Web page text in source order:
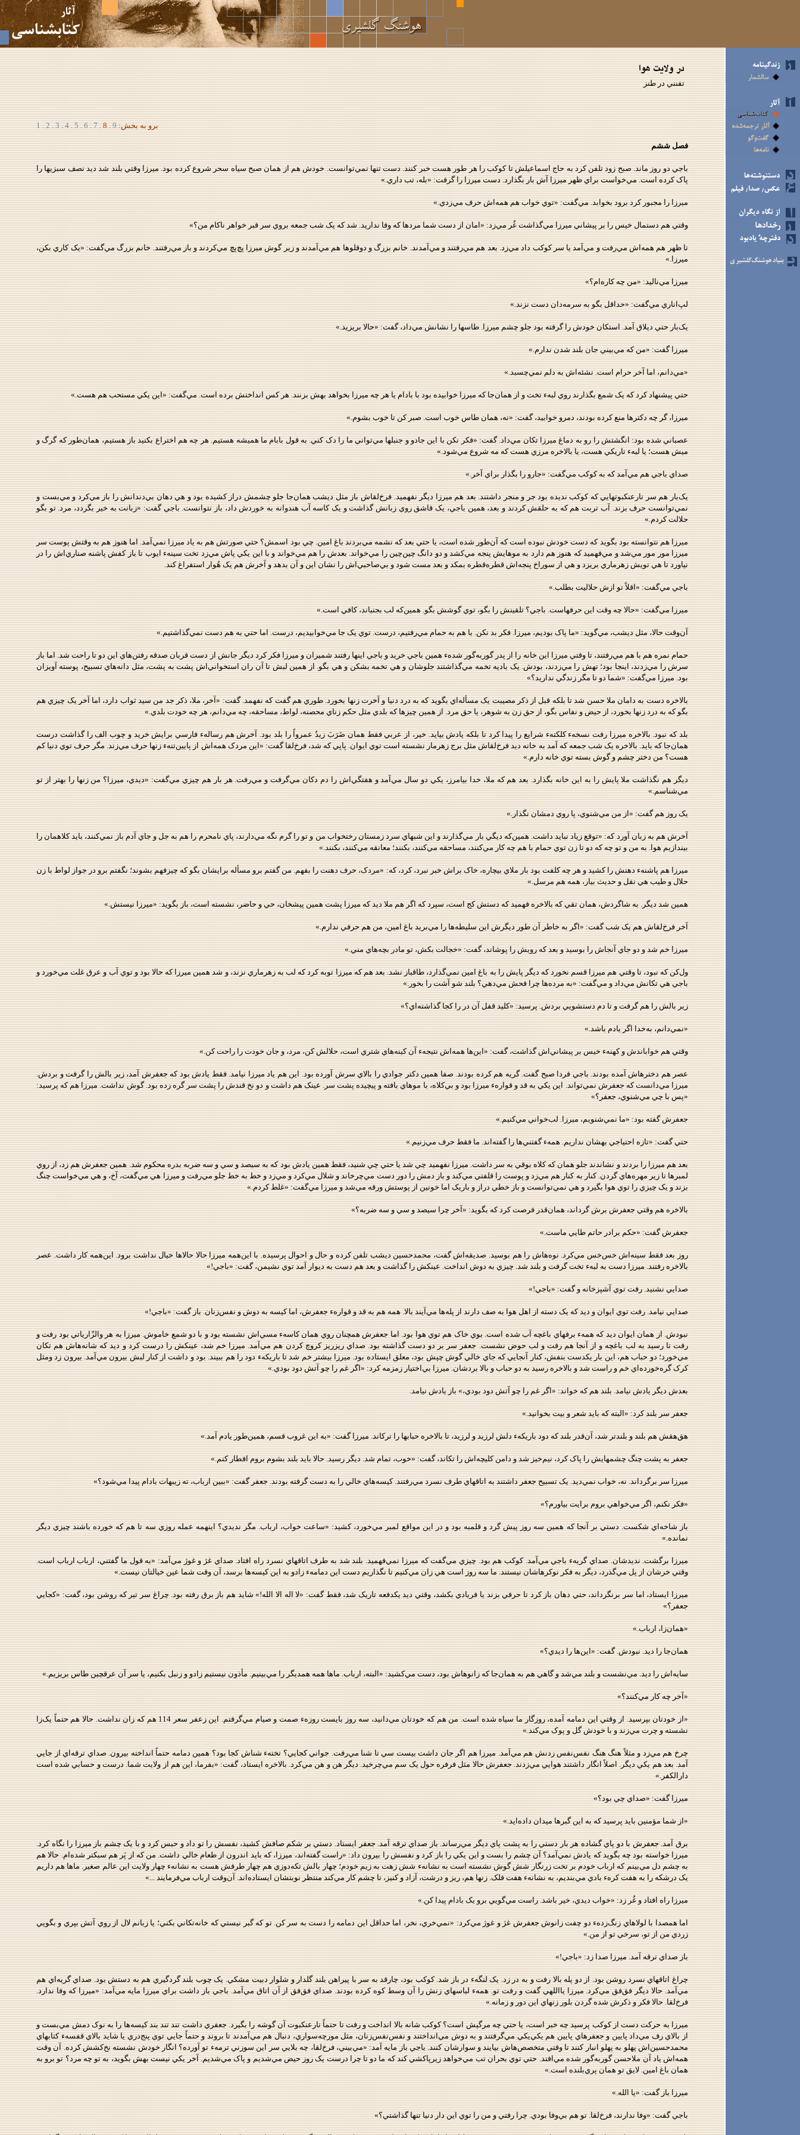
تفنني در طنز
برو به بخش:9
. 8 .
7
.
6
.
5
.
4
.
3
.
2
.
1
فصل ششم
باجي دو روز ماند. صبح زود تلفن کرد به حاج اسماعيلش تا کوکب را هر طور هست خبر کنند. دست تنها نمي‌توانست. خودش هم از همان صبح سياه سحر شروع کرده بود. ميرزا وقتي بلند شد ديد نصف سبزيها را
پاک کرده است. مي‌خواست براي ظهر ميرزا آش بار بگذارد. دست ميرزا را گرفت: «بله، تب داري.»
ميرزا را مجبور کرد برود بخوابد. مي‌گفت: «توي خواب هم همه‌اش حرف مي‌زدي.»
وقتي هم دستمال خيس را بر پيشاني ميرزا مي‌گذاشت غُر مي‌زد: «امان از دست شما مردها که وفا نداريد. شد که يک شب جمعه بروي سر قبر خواهر ناکام من؟»
تا ظهر هم همه‌اش مي‌رفت و مي‌آمد يا سر کوکب داد مي‌زد. بعد هم مي‌رفتند و مي‌آمدند. خانم بزرگ و دوقلوها هم مي‌آمدند و زير گوش ميرزا پچ‌پچ مي‌کردند و باز مي‌رفتند. خانم بزرگ مي‌گفت: «يک کاري بکن،
ميرزا.»
ميرزا مي‌ناليد: «من چه کاره‌ام؟»
لپ‌اناري مي‌گفت: «حداقل بگو به سرمه‌دان دست نزند.»
يک‌بار حتي ديلاق آمد. استکان خودش را گرفته بود جلو چشم ميرزا. طاسها را نشانش مي‌داد، گفت: «حالا بريزيد.»
ميرزا گفت: «من که مي‌بيني جان بلند شدن ندارم.»
«مي‌دانم، اما آخر حرام است. نشئه‌اش به دلم نمي‌چسبد.»
حتي پيشنهاد کرد که يک شمع بگذارند روي لبهء تخت و از همان‌جا که ميرزا خوابيده بود با بادام يا هر چه ميرزا بخواهد بهش بزنند. هر کس انداختش برده است. مي‌گفت: «اين يکي مستحب هم هست.»
ميرزا، گر چه دکترها منع کرده بودند، دمرو خوابيد، گفت: «نه، همان طاس خوب است. صبر کن تا خوب بشوم.»
عصباني شده بود: انگشتش را رو به دماغ ميرزا تکان مي‌داد. گفت: «فکر نکن با اين جادو و جنبلها مي‌تواني ما را دک کني. به قول بابام ما هميشه هستيم. هر چه هم اختراع بکنيد باز هستيم، همان‌طور که گرگ و
ميش هست؛ يا لبهء تاريکي هست، يا بالاخره مرزي هست که مه شروع مي‌شود.»
صداي باجي هم مي‌آمد که به کوکب مي‌گفت: «جارو را بگذار براي آخر.»
يک‌بار هم سر تارعنکبوتهايي که کوکب نديده بود جر و منجر داشتند. بعد هم ميرزا ديگر نفهميد. فرخ‌لقاش باز مثل ديشب همان‌جا جلو چشمش دراز کشيده بود و هي دهان بي‌دندانش‌ را باز مي‌کرد و مي‌بست و
نمي‌توانست حرف بزند. آب تربت هم که به حلقش کردند و بعد، همين باجي، يک قاشق روي زبانش گذاشت و يک کاسه آب هندوانه به خوردش داد، باز نتوانست. باجي گفت: «زبانت به خير بگردد، مرد. تو بگو
حلالت کردم.»
ميرزا هم نتوانسته بود بگويد که دست خودش نبوده است که آن‌طور شده است، يا حتي بعد که نشمه مي‌بردند باغ امين. چي بود اسمش؟ حتي صورتش هم به ياد ميرزا نمي‌آمد. اما هنوز هم به وقتش پوست سر
ميرزا مور مور مي‌شد و مي‌فهميد که هنوز هم دارد به موهايش پنجه مي‌کشد و دو دانگ چين‌چين را مي‌خواند. بعدش را هم مي‌خواند و با اين يکي پاش مي‌زد تخت سينهء ايوب تا باز کفش پاشنه صناري‌اش را در
نياورد تا هي تويش زهرماري بريزد و هي از سوراخ پنجه‌اش قطره‌قطره بمکد و بعد مست شود و بي‌صاحبي‌اش را نشان اين و آن بدهد و آخرش هم يک هُوار استفراغ کند.
باجي مي‌گفت: «اقلاً تو ازش حلاليت بطلب.»
ميرزا مي‌گفت: «حالا چه وقت اين حرفهاست. باجي؟ تلقينش را بگو، توي گوشش بگو. همين‌که لب بجنباند، کافي است.»
آن‌وقت حالا، مثل ديشب، مي‌گويد: «ما پاک بوديم، ميرزا. فکر بد نکن. با هم به حمام مي‌رفتيم، درست. توي يک‌ جا مي‌خوابيديم، درست. اما حتي به هم دست نمي‌گذاشتيم.»
حمام نمره هم با هم مي‌رفتند، تا وقتي ميرزا اين خانه را از پدر گوربه‌گور شدهء همين باجي خريد و باجي اينها رفتند شميران و ميرزا فکر کرد ديگر جانش از دست قربان صدقه رفتن‌هاي اين دو تا راحت شد. اما باز
سرش را مي‌زدند، اينجا بود؛ تهش را مي‌زدند، بودش. يک باديه تخمه مي‌گذاشتند جلوشان و هي تخمه بشکن و هي بگو. از همين لبش تا آن ران استخواني‌اش پشت به پشت، مثل دانه‌هاي تسبيح، پوسته آويزان
بود. ميرزا مي‌گفت: «شما دو تا مگر زندگي نداريد؟»
بالاخره دست به دامان ملا حسن شد تا بلکه قبل از ذکر مصيبت يک مسأله‌اي بگويد که به درد دنيا و آخرت زنها بخورد. طوري هم گفت که نفهمد. گفت: «آخر، ملا، ذکر جد من سيد ثواب دارد، اما آخر يک چيزي هم
بگو که به درد زنها بخورد، از حيض و نفاس بگو، از حق زن به شوهر، يا حق مرد. از همين چيزها که بلدي مثل حکم زناي محصنه، لواط، مساحقه، چه مي‌دانم، هر چه خودت بلدي.»
بلد که نبود. بالاخره ميرزا رفت نسخهء کلکتهء شرايع را پيدا کرد تا بلکه يادش بيايد. خير، از عربي فقط همان ضَرَبَ زيدُ عمرواً را بلد بود. آخرش هم رسالهء فارسي برايش خريد و چوب الف را گذاشت درست
همان‌جا که بايد. بالاخره يک شب جمعه که آمد به خانه ديد فرخ‌لقاش مثل برج زهرمار نشسته است توي ايوان. پاپي که شد، فرخ‌لقا گفت: «اين مردک همه‌اش از پايين‌تنهء زنها حرف مي‌زند. مگر حرف توي دنيا کم
هست؟ من دختر چشم و گوش بسته توي خانه دارم.»
ديگر هم نگذاشت ملا پايش را به اين خانه بگذارد. بعد هم که ملا، خدا بيامرز، يکي دو سال مي‌آمد و هفتگي‌اش را دم دکان مي‌گرفت و مي‌رفت. هر بار هم چيزي مي‌گفت: «ديدي، ميرزا؟ من زنها را بهتر از تو
مي‌شناسم.»
يک روز هم گفت: «از من مي‌شنوي، پا روي دمشان نگذار.»
آخرش هم به زبان آورد که: «توقع زياد نبايد داشت. همين‌که ديگي بار مي‌گذارند و اين شبهاي سرد زمستان رختخواب من و تو را گرم نگه مي‌دارند، پاي نامحرم را هم به جل و جاي آدم باز نمي‌کنند، بايد کلاهمان را
بيندازيم هوا. به من و تو چه که دو تا زن توي حمام با هم چه کار مي‌کنند، مساحقه مي‌کنند، بکنند؛ معانقه مي‌کنند، بکنند.»
ميرزا هم پاشنهء دهنش را کشيد و هر چه کلفت بود بار ملاي بيچاره، خاک براش خبر نبرد، کرد، که: «مردک، حرف دهنت را بفهم. من گفتم برو مسأله برايشان بگو که چيزفهم بشوند؛ نگفتم برو در جواز لواط با زن
حلال و طيب هي نقل و حديث بيار، همه هم مرسل.»
همين شد ديگر. به شاگردش، همان تقي که بالاخره فهميد که دستش کج است، سپرد که اگر هم ملا ديد که ميرزا پشت همين پيشخان، حي و حاضر، نشسته است، باز بگويد: «ميرزا نيستش.»
آخر فرخ‌لقاش هم يک شب گفت: «اگر به خاطر آن طور ديگرش اين سليطه‌ها را مي‌بريد باغ امين، من هم حرفي ندارم.»
ميرزا خم شد و دو جاي آنجاش را بوسيد و بعد که رويش را پوشاند، گفت: «خجالت بکش، تو مادر بچه‌هاي مني.»
ول‌کن که نبود، تا وقتي هم ميرزا قسم نخورد که ديگر پايش را به باغ امين نمي‌گذارد، طاقباز نشد. بعد هم که ميرزا توبه کرد که لب به زهرماري نزند، و شد همين ميرزا که حالا بود و توي آب و عرق غلت مي‌خورد و
باجي هي تکانش مي‌داد و مي‌گفت: «به مرده‌ها چرا فحش مي‌دهي؟ بلند شو آشت را بخور.»
زير بالش را هم گرفت و تا دم دستشويي بردش. پرسيد: «کليد قفل آن در را کجا گذاشته‌اي؟»
«نمي‌دانم، به‌خدا اگر يادم باشد.»
وقتي هم خواباندش و کهنهء خيس بر پيشاني‌اش گذاشت، گفت: «اين‌ها همه‌اش نتيجهء آن کينه‌هاي شتري است، حلالش کن، مرد، و جان خودت را راحت کن.»
عصر هم دخترهاش آمده بودند. باجي فردا صبح گفت. گريه هم کرده بودند. صفا همين دکتر جوادي را بالاي سرش آورده بود. اين هم ياد ميرزا نيامد. فقط يادش بود که جعفرش آمد، زير بالش را گرفت و بردش.
ميرزا مي‌دانست که جعفرش نمي‌تواند. اين يکي به قد و قوارهء ميرزا بود و بي‌کلاه، با موهاي بافته و پيچيده پشت سر. عينک هم داشت و دو نخ قندش را پشت سر گره زده بود. گوش نداشت. ميرزا هم که پرسيد:
«پس با چي مي‌شنوي، جعفر؟»
جعفرش گفته بود: «ما نمي‌شنويم، ميرزا. لب‌خواني مي‌کنيم.»
حتي گفت: «تازه احتياجي بهشان نداريم. همهء گفتني‌ها را گفته‌اند. ما فقط حرف مي‌زنيم.»
بعد هم ميرزا را بردند و نشاندند جلو همان که کلاه بوقي به سر داشت. ميرزا نفهميد چي شد يا حتي چي شنيد، فقط همين يادش بود که به سيصد و سي ‌و سه ضربه بدره محکوم شد. همين جعفرش هم زد، از روي
لمبرها تا زير مهره‌هاي گردن. کنار به کنار هم مي‌زد و پوست را قلفتي مي‌کند و باز دمش را دور دست مي‌چرخاند و شلال مي‌کرد و مي‌زد و خط به خط جلو مي‌رفت و ميرزا هي مي‌گفت، آخ، و هي مي‌خواست چنگ
بزند و يک چيزي را توي هوا بگيرد و هي نمي‌توانست و باز خطي دراز و باريک اما خونين از پوستش ورقه مي‌شد و ميرزا مي‌گفت: «غلط کردم.»
بالاخره هم وقتي جعفرش برش گرداند، همان‌قدر فرصت کرد که بگويد: «آخر چرا سيصد و سي و ‌سه ضربه؟»
جعفرش گفت: «حکم برادر حاتم طايي ماست.»
روز بعد فقط سينه‌اش خس‌خس مي‌کرد. نوه‌هاش را هم بوسيد. صديقه‌اش گفت، محمدحسين ديشب تلفن کرده و حال و احوال پرسيده. با اين‌همه ميرزا حالا حالاها خيال نداشت برود. اين‌همه کار داشت. عصر
بالاخره رفتند. ميرزا دست به لبهء تخت گرفت و بلند شد. چيزي به دوش انداخت. عينکش را گذاشت و بعد هم دست به ديوار آمد توي نشيمن، گفت: «باجي!»
صدايي نشنيد. رفت توي آشپزخانه و گفت: «باجي!»
صدايي نيامد. رفت توي ايوان و ديد که يک دسته از اهل هوا به صف دارند از پله‌ها مي‌آيند بالا. همه هم به قد و قوارهء جعفرش، اما کيسه به دوش و نفس‌زنان. باز گفت: «باجي!»
نبودش. از همان ايوان ديد که همهء برفهاي باغچه آب شده است. بوي خاک هم توي هوا بود. اما جعفرش همچنان روي همان کاسهء مسي‌اش نشسته بود و با دو شمع خاموش. ميرزا به هر والزّارياتي بود رفت و
رفت تا رسيد به لب باغچه و از آنجا هم رفت و لب حوض نشست. جعفر سر بر دو دست گذاشته بود. صداي ريزريز کروچ کردن هم مي‌آمد. ميرزا خم شد، عينکش را درست کرد و ديد که شانه‌هاش هم تکان
مي‌خورد؛ دو حباب هم، اين بار يکدست بنفش، کنار آنجايي که جاي خالي گوش چپش بود، معلق ايستاده بود. ميرزا بيشتر خم شد تا باريکهء دود را هم ببيند. بود و داشت از کنار لبش بيرون مي‌آمد. بيرون زد ومثل
کرک گره‌خورده‌اي خم و راست شد و بالاخره رسيد به دو حباب و بالا بردشان. ميرزا بي‌اختيار زمزمه کرد: «اگر غم را چو آتش دود بودي.»
بعدش ديگر يادش نيامد. بلند هم که خواند: «اگر غم را چو آتش دود بودي،» باز يادش نيامد.
جعفر سر بلند کرد: «البته که بايد شعر و بيت بخوانيد.»
هق‌هقش هم بلند و بلندتر شد، آن‌قدر بلند که دود باريکهء دلش لرزيد و لرزيد، تا بالاخره حبابها را ترکاند. ميرزا گفت: «به اين غروب قسم، همين‌طور يادم آمد.»
جعفر به پشت چنگ چشمهايش را پاک کرد، نيم‌خيز شد و دامن کليچه‌اش را تکاند، گفت: «خوب، تمام شد. ديگر رسيد. حالا بايد بلند بشوم بروم افطار کنم.»
ميرزا سر برگرداند. نه، خواب نمي‌ديد. يک تسبيح جعفر داشتند به اتاقهاي طرف نسرد مي‌رفتند. کيسه‌هاي خالي را به دست گرفته بودند. جعفر گفت: «ببين ارباب، ته زيبهات بادام پيدا مي‌شود؟»
«فکر نکنم، اگر مي‌خواهي بروم برايت بياورم؟»
باز شاخه‌اي شکست. دستي بر آنجا که همين سه روز پيش گرد و قلمبه بود و در اين مواقع لمبر مي‌خورد، کشيد: «ساعت خواب، ارباب. مگر نديدي؟ اينهمه عمله روزي سه تا هم که خورده باشند چيزي ديگر
نمانده.»
ميرزا برگشت. نديدشان. صداي گريهء باجي مي‌آمد. کوکب هم بود. چيزي مي‌گفت که ميرزا نمي‌فهميد. بلند شد به طرف اتاقهاي نسرد راه افتاد. صداي غژ و غوژ مي‌آمد: «به قول ما گفتني، ارباب ارباب است.
وقتي خرشان از پل مي‌گذرد، ديگر به فکر نوکرهاشان نيستند. ما سه روز است هي زان مي‌کنيم تا نگذاريم دست اين دمامهء زادو به اين کيسه‌ها برسد، آن وقت شما عين خيالتان نيست.»
ميرزا ايستاد، اما سر برنگرداند، حتي دهان باز کرد تا حرفي بزند يا فريادي بکشد، وقتي ديد يکدفعه تاريک شد، فقط گفت: «لا اله ‌الا الله!» شايد هم باز برق رفته بود. چراغ سر تير که روشن بود، گفت: «کجايي
جعفر؟»
«همان‌زا، ارباب.»
همان‌جا را ديد. نبودش. گفت: «اين‌ها را ديدي؟»
سايه‌اش را ديد. مي‌نشست و بلند مي‌شد و گاهي هم به همان‌جا که زانوهاش بود، دست مي‌کشيد: «البته، ارباب. ماها همه همديگر را مي‌بينيم. مأذون نيستيم زادو و زنبل بکنيم، يا سر آن عرقچين طاس بريزيم.»
«آخر چه کار مي‌کنند؟»
«از خودتان بپرسيد. از وقتي اين دمامه آمده، روزگار ما سياه شده است. من هم که خودتان مي‌دانيد، سه روز بايست روزهء صمت و صيام مي‌گرفتم. اين زعفر سعر 114 هم که زان نداشت. حالا هم حتماً يک‌زا
نشسته و چرت مي‌زند و با خودش گل و پوک مي‌کند.»
چرخ هم مي‌زد و مثلاً هنگ هنگ نفس‌نفس زدنش هم مي‌آمد. ميرزا هم اگر جان داشت بيست سي تا شنا مي‌رفت. جواني کجايي؟ تخته‌ء شناش کجا بود؟ همين دمامه حتماً انداخته بيرون. صداي ترقه‌اي از جايي
آمد. بعد هم يکي ديگر. اصلاً انگار داشتند هوايي مي‌زدند. جعفرش حالا مثل فرفره حول يک سم مي‌چرخيد. ديگر هن و هن مي‌کرد. بالاخره ايستاد، گفت: «بفرما، اين هم از ولايت شما. درست و حسابي شده است
دارالکفر.»
ميرزا گفت: «صداي چي بود؟»
«از شما مؤمنين بايد پرسيد که به اين گبرها ميدان داده‌ايد.»
برق آمد. جعفرش با دو پاي گشاده هر بار دستي را به پشت پاي ديگر مي‌رساند. باز صداي ترقه آمد. جعفر ايستاد. دستي بر شکم صافش کشيد، نفسش را تو داد و حبس کرد و با يک چشم باز ميرزا را نگاه کرد.
ميرزا خواسته بود چه بگويد که يادش نمي‌آمد؟ آن چشم را بست و اين يکي را باز کرد و نفسش را بيرون داد: «راست گفته‌اند، ميرزا، که بايد اندرون از طعام خالي داشت. من که از پَر هم سبکتر شده‌ام. حالا هم
به چشم دل مي‌بينم که ارباب خودم بر تخت زرنگار شش گوش نشسته است به نشانهء شش زهت به زيم خودم؛ چهار بالش تکه‌دوزي هم چهار طرفش هست به نشانهء چهار ولايت اين عالم صغير. ماها هم داريم
يک درشکه را به هفت کرهء بادي مي‌بنديم، به نشانهء هفت فلک. زنها هم، ريز و درشت، آزاد و کنيز، تا چشم کار مي‌کند منتظر نوبتشان ايستاده‌اند. آن‌وقت ارباب مي‌فرمايند ...»
ميرزا راه افتاد و غُر زد: «خواب ديدي، خير باشد. راست مي‌گويي برو يک بادام پيدا کن.»
اما همصدا با لولاهاي زنگ‌زدهء دو چفت زانوش جعفرش غژ و غوژ مي‌کرد: «نمي‌خري، نخر، اما حداقل اين دمامه را دست به سر کن. تو که گبر نيستي که خانه‌تکاني بکني؛ يا زبانم لال از روي آتش بپري و بگويي
زردي من از تو، سرخي تو از من.»
باز صداي ترقه آمد. ميرزا صدا زد: «باجي!»
چراغ اتاقهاي نسرد روشن بود. از دو پله بالا رفت و به در زد. يک لنگهء در باز شد. کوکب بود، چارقد به سر با پيراهن بلند گلدار و شلوار دبيت مشکي. يک چوب بلند گردگيري هم به دستش بود. صداي گريه‌اي هم
مي‌آمد. حالا ديگر فق‌فق مي‌کرد. ميرزا يااللهي گفت و رفت تو. همهء لباسهاي زنش را آن وسط کوه کرده بودند. صداي فق‌فق از آن اتاق مي‌آمد. باجي باز داشت براي ميرزا مايه مي‌آمد: «ميرزا که وفا ندارد.
فرخ‌لقا. حالا فکر و ذکرش شده گردن ‌بلور زنهاي اين دور و زمانه.»
ميرزا به حرکت دست از کوکب پرسيد چه خبر است، يا حتي چه مرگيش است؟ کوکب شانه بالا انداخت و رفت تا حتماً تارعنکبوت آن گوشه را بگيرد. جعفري داشت تند تند بند کيسه‌ها را به نوک دمش مي‌بست و
از بالاي رف مي‌داد پايين و جعفرهاي پايين هم يکي‌يکي مي‌گرفتند و به دوش مي‌انداختند و نفس‌نفس‌زنان، مثل مورچه‌سواري، دنبال هم مي‌آمدند تا بروند و حتماً جايي توي پنج‌دري يا شايد بالاي قفسهء کتابهاي
محمدحسين‌اش پهلو به پهلو انبار کنند تا وقتي متخصص‌هاش بيايند و سوارشان کنند. باجي باز مايه آمد: «مي‌بيني، فرخ‌لقا، چه بلايي سر اين سوزني ترمهء تو آورده؟ انگار خودش نشسته نخ‌کشش کرده. آن وقت
همه‌اش ياد آن ملاحسن گوربه‌گور شده مي‌افتد. حتي توي بحران تب مي‌خواهد زيرپاکشي کند که ما دو تا چرا درست يک روز حيض مي‌شديم و پاک مي‌شديم. آخر يکي نيست بهش بگويد، به تو چه مرد؟ تو برو به
همان باغ ‌امين. لايق تو همان پري‌بلنده است.»
ميرزا باز گفت: «يا الله.»
باجي گفت: «وفا ندارند، فرخ‌لقا. تو هم بي‌وفا بودي. چرا رفتي و من را توي اين دار دنيا تنها گذاشتي؟»